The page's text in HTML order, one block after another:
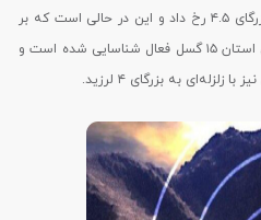
در لوندویل استان گیلان زلزله‌ای به بزرگای ۴.۵ رخ داد و این در حالی است که بر
اساس نتایج تحقیقات محققان در این استان ۱۵ گسل فعال شناسایی شده است و
به بزرگای ۴ لرزید.